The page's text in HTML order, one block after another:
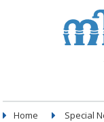
Home Special